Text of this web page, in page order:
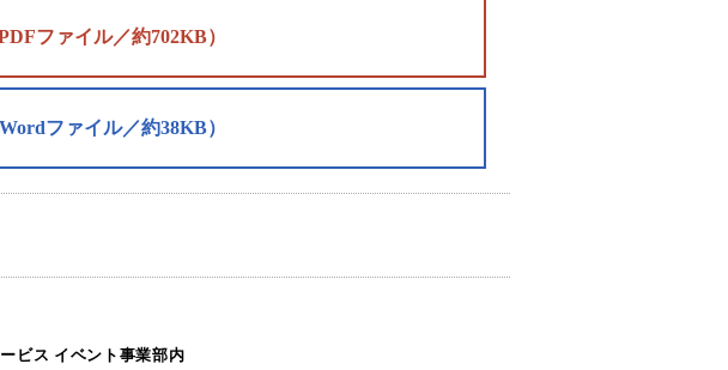
ファイル／約702KB）
ファイル／約38KB）
ビス イベント事業部内